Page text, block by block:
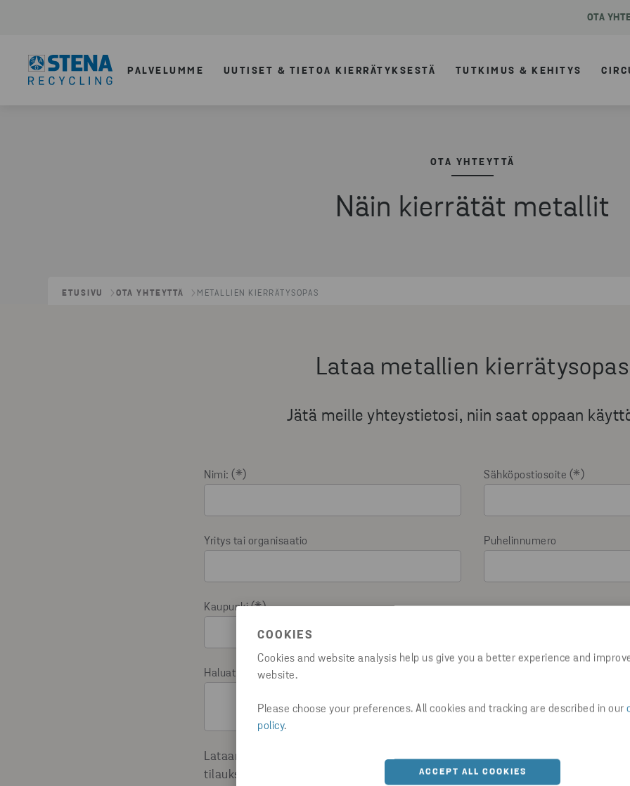
COOKIES
Cookies and website analysis help us give you a better experience and
website.
Please choose your preferences. All cookies and tracking are described in our
policy.
ACCEPT ALL COOKIES
OTA
PALVELUMME UUTISET & TIETOA KIERRÄTYKSESTÄ TUTKIMUS & KEHITYS
OTA YHTEYTTÄ
Näin kierrätät metallit
ETUSIVU OTA YHTEYTTÄ METALLIEN KIERRÄTYSOPAS
Lataa metallien kierrätysopas
Jätä meille yhteystietosi, niin saat oppaan
Nimi: Sähköpostiosoite
Yritys tai organisaatio Puhelinnumero
Kaupunki
Haluatko kysyä jotain?
Lataamalla oppaan pääset myös mukaan uutiskirjeen jakelulistallemme. Voit
tilauksen uutiskirjeessä olevan poistumislinkin kautta.